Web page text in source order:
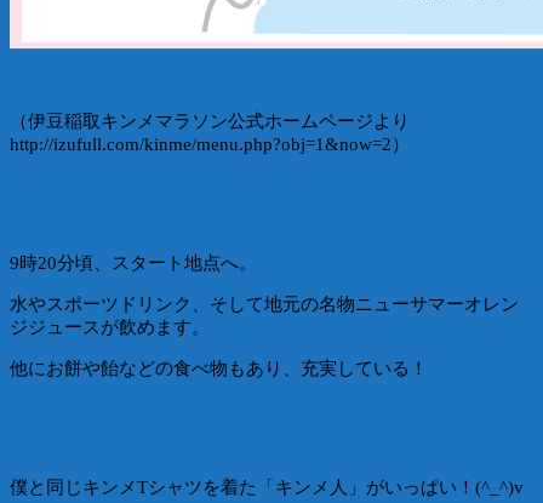
（伊豆稲取キンメマラソン公式ホームページより
http://izufull.com/kinme/menu.php?obj=1&now=2）
9時20分頃、スタート地点へ。
水やスポーツドリンク、そして地元の名物ニューサマーオレン
ジジュースが飲めます。
他にお餅や飴などの食べ物もあり、充実している！
僕と同じキンメTシャツを着た「キンメ人」がいっぱい！(^_^)v